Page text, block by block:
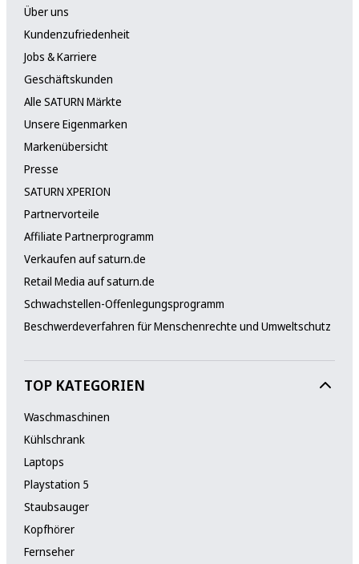
Über uns
Kundenzufriedenheit
Jobs & Karriere
Geschäftskunden
Alle SATURN Märkte
Unsere Eigenmarken
Markenübersicht
Presse
SATURN XPERION
Partnervorteile
Affiliate Partnerprogramm
Verkaufen auf saturn.de
Retail Media auf saturn.de
Schwachstellen-Offenlegungsprogramm
Beschwerdeverfahren für Menschenrechte und Umweltschutz
TOP KATEGORIEN
Waschmaschinen
Kühlschrank
Laptops
Playstation 5
Staubsauger
Kopfhörer
Fernseher